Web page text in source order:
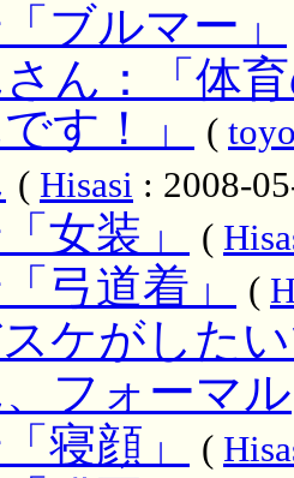
ブルマー」
ん：「体
す！」
(
( Hisasi : 2008-
女装」 (
弓道着」 (
ケがした
フォーマル
寝顔」
(